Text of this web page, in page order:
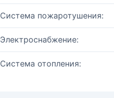
Система пожаротушения:
Электроснабжение:
Система отопления: